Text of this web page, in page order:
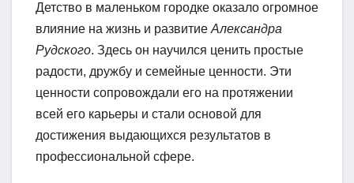
Детство в маленьком городке оказало огромное
влияние на жизнь и развитие Александра
Рудского. Здесь он научился ценить простые
радости, дружбу и семейные ценности. Эти
ценности сопровождали его на протяжении
всей его карьеры и стали основой для
достижения выдающихся результатов в
профессиональной сфере.